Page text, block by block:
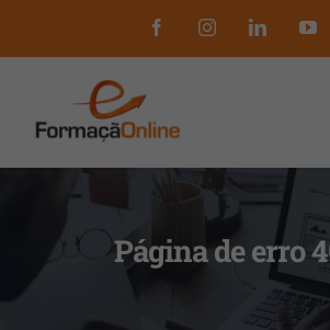
to
FacebookInstagramLinkedIn
Página de erro